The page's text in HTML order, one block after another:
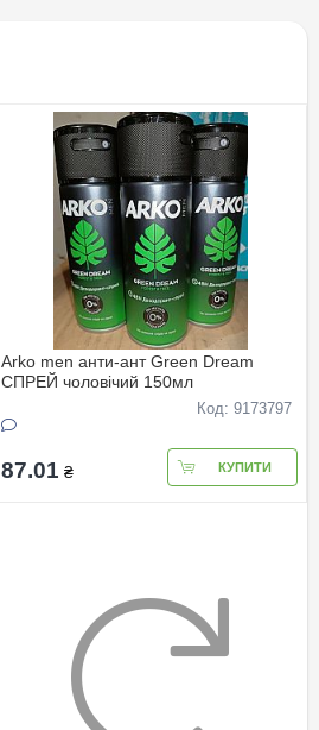
Arko men анти-ант Green Dream
СПРЕЙ чоловічий 150мл
Код: 9173797
87.01 ₴ КУПИТИ